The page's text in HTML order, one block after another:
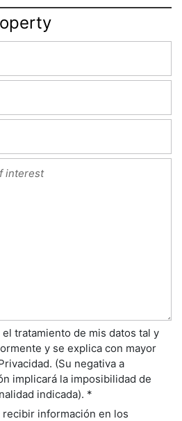
el tratamiento de mis datos tal y
y se explica con mayor
(Su negativa a
implicará la imposibilidad de
indicada). *
recibir información en los